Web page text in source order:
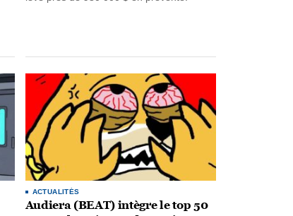
ACTUALITÉS
Audiera (BEAT) intègre le top 50